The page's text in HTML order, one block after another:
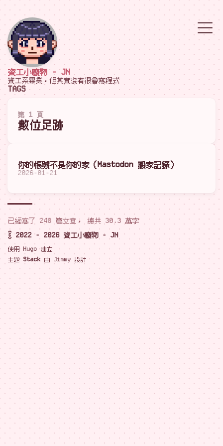
資工小廢物 - JN
資工系畢業，但其實沒有很會寫程式
TAGS
第 1 頁
數位足跡
你的帳號不是你的家（Mastodon 搬家記錄）
2026-01-21
已經寫了 248 篇文章， 總共 30.3 萬字
© 2022 - 2026 資工小廢物 - JN
使用 Hugo 建立
主題 Stack 由 Jimmy 設計